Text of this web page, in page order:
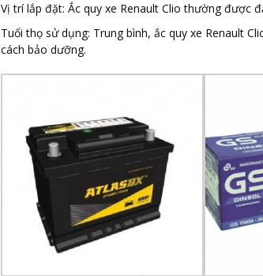
Vị trí lắp đặt: Ắc quy xe Renault Clio thường được
Tuổi thọ sử dụng: Trung bình, ắc quy xe Renault
cách bảo dưỡng.